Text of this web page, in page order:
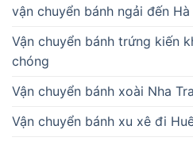
vận chuyển bánh ngải đến Hà
Vận chuyển bánh trứng kiến
chóng
Vận chuyển bánh xoài Nha
Vận chuyển bánh xu xê đi